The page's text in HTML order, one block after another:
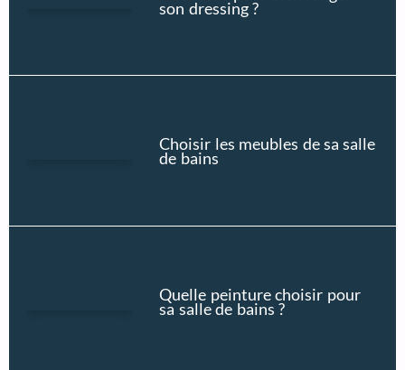
son dressing ?
Choisir les meubles de sa salle
de bains
Quelle peinture choisir pour
sa salle de bains ?